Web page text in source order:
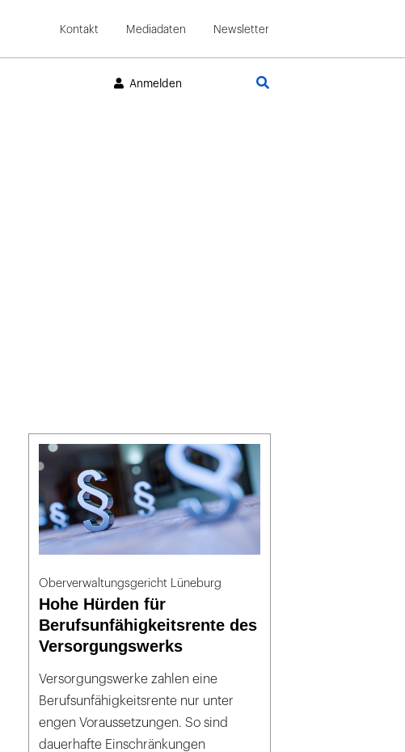
Kontakt Mediadaten Newsletter
Anmelden
Oberverwaltungsgericht Lüneburg
Hohe Hürden für
Berufsunfähigkeitsrente des
Versorgungswerks
Versorgungswerke zahlen eine
Berufsunfähigkeitsrente nur unter
engen Voraussetzungen. So sind
dauerhafte Einschränkungen